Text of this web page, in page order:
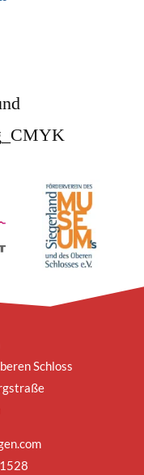
Schloss